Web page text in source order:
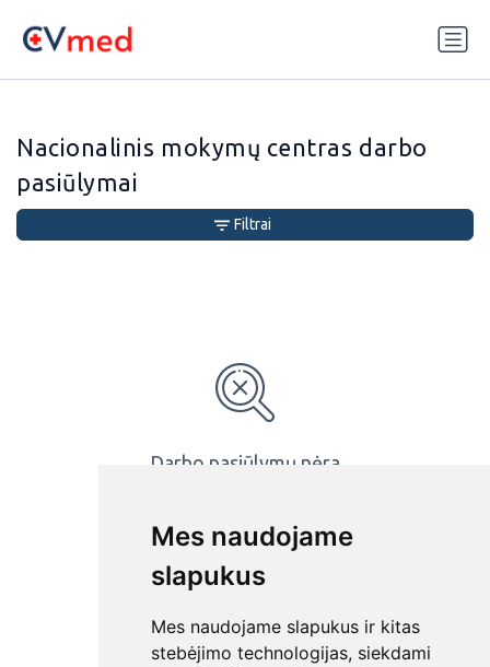
Mes naudojame
slapukus
Mes naudojame slapukus ir kitas
stebėjimo technologijas, siekdami
Nacionalinis mokymų centras darbo
pasiūlymai
Darbo pasiūlymų nėra
Filtrai